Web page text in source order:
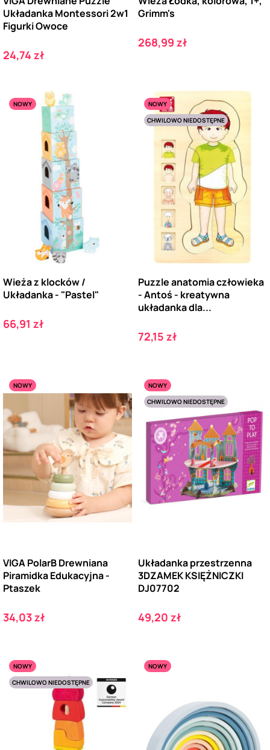
Układanka Montessori 2w1
Figurki Owoce
Cena
24,74 zł
Grimm's
Cena
268,99 zł
NOWY
Wieża z klocków /
Układanka - "Pastel"
Cena
66,91 zł
NOWY
CHWILOWO NIEDOSTĘPNE
Puzzle anatomia człowieka
- Antoś - kreatywna
układanka dla...
Cena
72,15 zł
NOWY
VIGA PolarB Drewniana
Piramidka Edukacyjna -
Ptaszek
Cena
34,03 zł
NOWY
CHWILOWO NIEDOSTĘPNE
Układanka przestrzenna
3DZAMEK KSIĘŻNICZKI
DJ07702
Cena
49,20 zł
NOWY
CHWILOWO NIEDOSTĘPNE
NOWY